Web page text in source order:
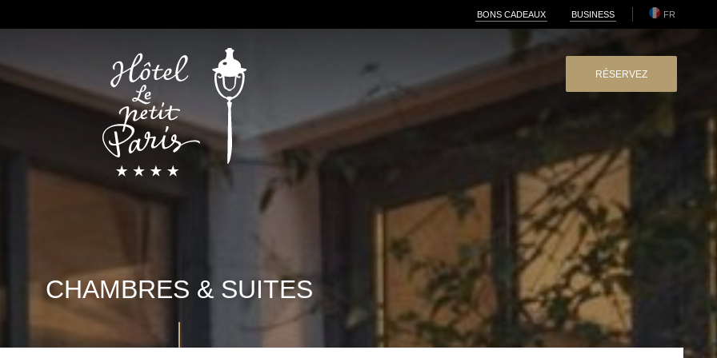
BONS CADEAUX BUSINESS FR
RÉSERVEZ
CHAMBRES & SUITES